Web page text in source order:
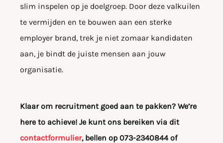
slim inspelen op je doelgroep. Door deze valkuilen
te vermijden en te bouwen aan een sterke
employer brand, trek je niet zomaar kandidaten
aan, je bindt de juiste mensen aan jouw
organisatie.
Klaar om recruitment goed aan te pakken? We’re
here to achieve! Je kunt ons bereiken via dit
contactformulier, bellen op 073-2340844 of